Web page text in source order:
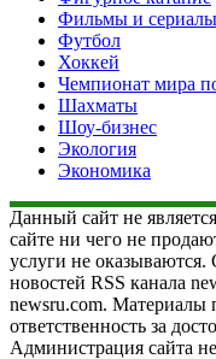
Фильмы и сериалы
Футбол
Хоккей
Чемпионат мира
Шахматы
Шоу-бизнес
Экология
Экономика
Данный сайт не
сайте ни чего не
услуги не оказываются.
новостей RSS канала
newsru.com. Материалы
ответственность за
Администрация сайта